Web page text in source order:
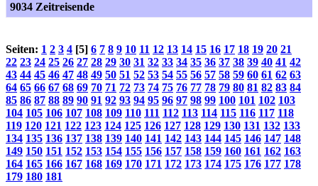
9034 Zeitreisende
Seiten: 1 2 3 4 [5] 6 7 8 9 10 11 12 13 14 15 16 17 18 19 20 21
22 23 24 25 26 27 28 29 30 31 32 33 34 35 36 37 38 39 40 41 42
43 44 45 46 47 48 49 50 51 52 53 54 55 56 57 58 59 60 61 62 63
64 65 66 67 68 69 70 71 72 73 74 75 76 77 78 79 80 81 82 83 84
85 86 87 88 89 90 91 92 93 94 95 96 97 98 99 100 101 102 103
104 105 106 107 108 109 110 111 112 113 114 115 116 117 118
119 120 121 122 123 124 125 126 127 128 129 130 131 132 133
134 135 136 137 138 139 140 141 142 143 144 145 146 147 148
149 150 151 152 153 154 155 156 157 158 159 160 161 162 163
164 165 166 167 168 169 170 171 172 173 174 175 176 177 178
179 180 181